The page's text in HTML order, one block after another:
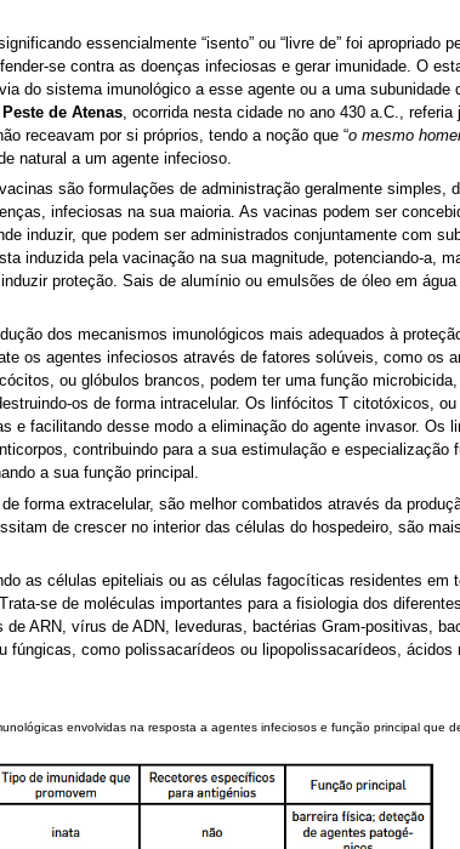
essencialmente “isento” ou “livre de” foi apropriado
se contra as doenças infeciosas e gerar imunidade. O
do sistema imunológico a esse agente ou a uma
Peste de Atenas , ocorrida nesta cidade no ano 430 a.C.,
receavam por si próprios, tendo a noção que “o mesmo
natural a um agente infecioso.
são formulações de administração geralmente simples,
infeciosas na sua maioria. As vacinas podem ser
induzir, que podem ser administrados conjuntamente com
induzida pela vacinação na sua magnitude, potenciando-a,
proteção. Sais de alumínio ou emulsões de óleo em
dos mecanismos imunológicos mais adequados à
os agentes infeciosos através de fatores solúveis, como os
ou glóbulos brancos, podem ter uma função
os de forma intracelular. Os linfócitos T citotóxicos,
e facilitando desse modo a eliminação do agente invasor. Os
contribuindo para a sua estimulação e especialização
a sua função principal.
forma extracelular, são melhor combatidos através da
de crescer no interior das células do hospedeiro, são
as células epiteliais ou as células fagocíticas residentes
se de moléculas importantes para a fisiologia dos
ARN, vírus de ADN, leveduras, bactérias Gram-positivas,
fúngicas, como polissacarídeos ou lipopolissacarídeos,
envolvidas na resposta a agentes infeciosos e função principal que